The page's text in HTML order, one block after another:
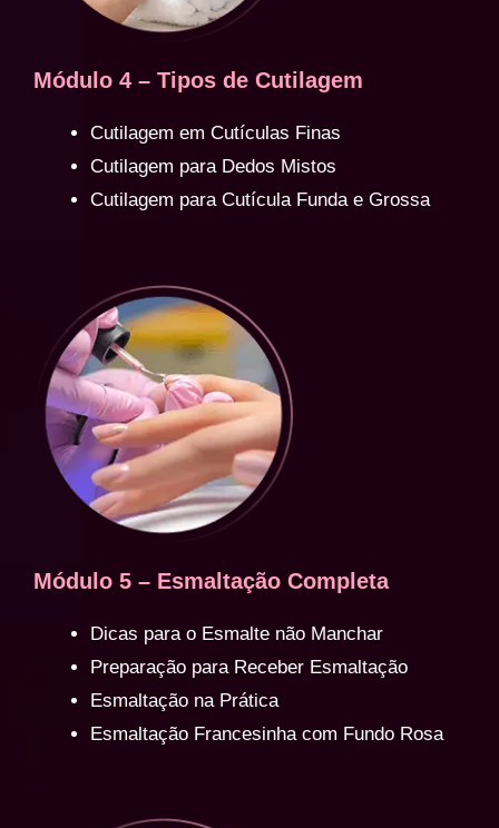
Módulo 4 – Tipos de Cutilagem
Cutilagem em Cutículas Finas
Cutilagem para Dedos Mistos
Cutilagem para Cutícula Funda e Grossa
Módulo 5 – Esmaltação Completa
Dicas para o Esmalte não Manchar
Preparação para Receber Esmaltação
Esmaltação na Prática
Esmaltação Francesinha com Fundo Rosa